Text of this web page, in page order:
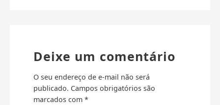
Deixe um comentário
O seu endereço de e-mail não será
publicado. Campos obrigatórios são
marcados com *